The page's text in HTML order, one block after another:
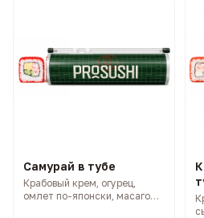
Самурай в тубе
Крабовый крем, огурец,
омлет по-японски, масаго